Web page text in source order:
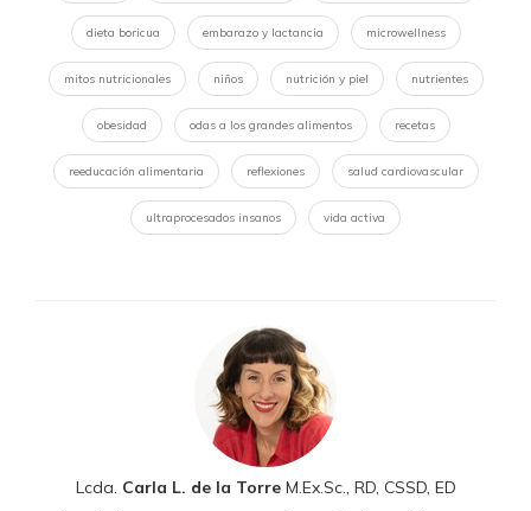
dieta boricua embarazo y lactancia microwellness
mitos nutricionales niños nutrición y piel nutrientes
obesidad odas a los grandes alimentos recetas
reeducación alimentaria reflexiones salud cardiovascular
ultraprocesados insanos vida activa
Lcda. Carla L. de la TorreM.Ex.Sc., RD, CSSD, ED